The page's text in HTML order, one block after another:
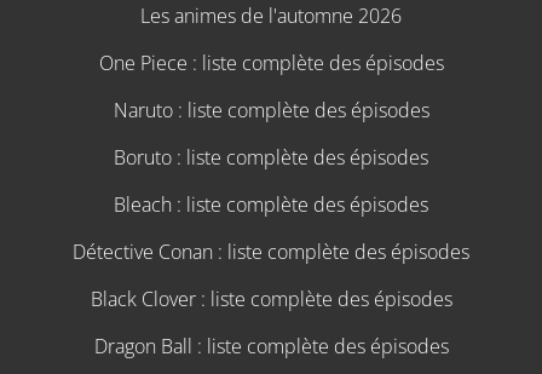
Les animes de l'automne 2026
One Piece : liste complète des épisodes
Naruto : liste complète des épisodes
Boruto : liste complète des épisodes
Bleach : liste complète des épisodes
Détective Conan : liste complète des épisodes
Black Clover : liste complète des épisodes
Dragon Ball : liste complète des épisodes